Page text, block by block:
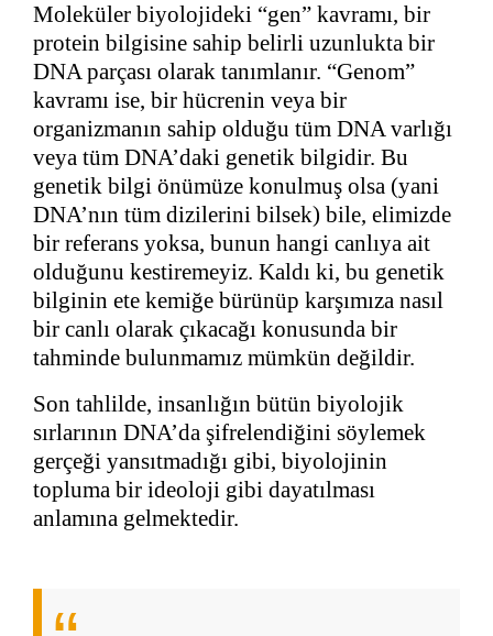
Moleküler biyolojideki “gen” kavramı, bir
protein bilgisine sahip belirli uzunlukta bir
DNA parçası olarak tanımlanır. “Genom”
kavramı ise, bir hücrenin veya bir
organizmanın sahip olduğu tüm DNA varlığı
veya tüm DNA’daki genetik bilgidir. Bu
genetik bilgi önümüze konulmuş olsa (yani
DNA’nın tüm dizilerini bilsek) bile, elimizde
bir referans yoksa, bunun hangi canlıya ait
olduğunu kestiremeyiz. Kaldı ki, bu genetik
bilginin ete kemiğe bürünüp karşımıza nasıl
bir canlı olarak çıkacağı konusunda bir
tahminde bulunmamız mümkün değildir.
Son tahlilde, insanlığın bütün biyolojik
sırlarının DNA’da şifrelendiğini söylemek
gerçeği yansıtmadığı gibi, biyolojinin
topluma bir ideoloji gibi dayatılması
anlamına gelmektedir.